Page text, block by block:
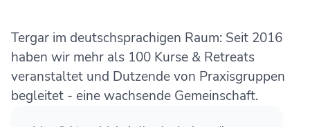
Tergar im deutschsprachigen Raum: Seit 2016
haben wir mehr als 100 Kurse & Retreats
veranstaltet und Dutzende von Praxisgruppen
begleitet - eine wachsende Gemeinschaft.